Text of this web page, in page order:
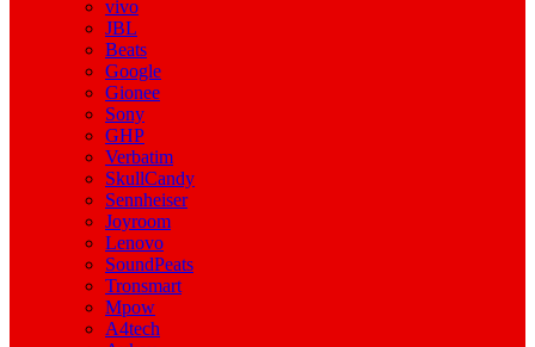
vivo
JBL
Beats
Google
Gionee
Sony
GHP
Verbatim
SkullCandy
Sennheiser
Joyroom
Lenovo
SoundPeats
Tronsmart
Mpow
A4tech